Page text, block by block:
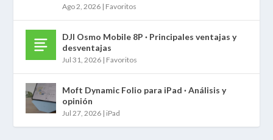
Ago 2, 2026 | Favoritos
DJI Osmo Mobile 8P · Principales ventajas y
desventajas
Jul 31, 2026 | Favoritos
Moft Dynamic Folio para iPad · Análisis y
opinión
Jul 27, 2026 | iPad